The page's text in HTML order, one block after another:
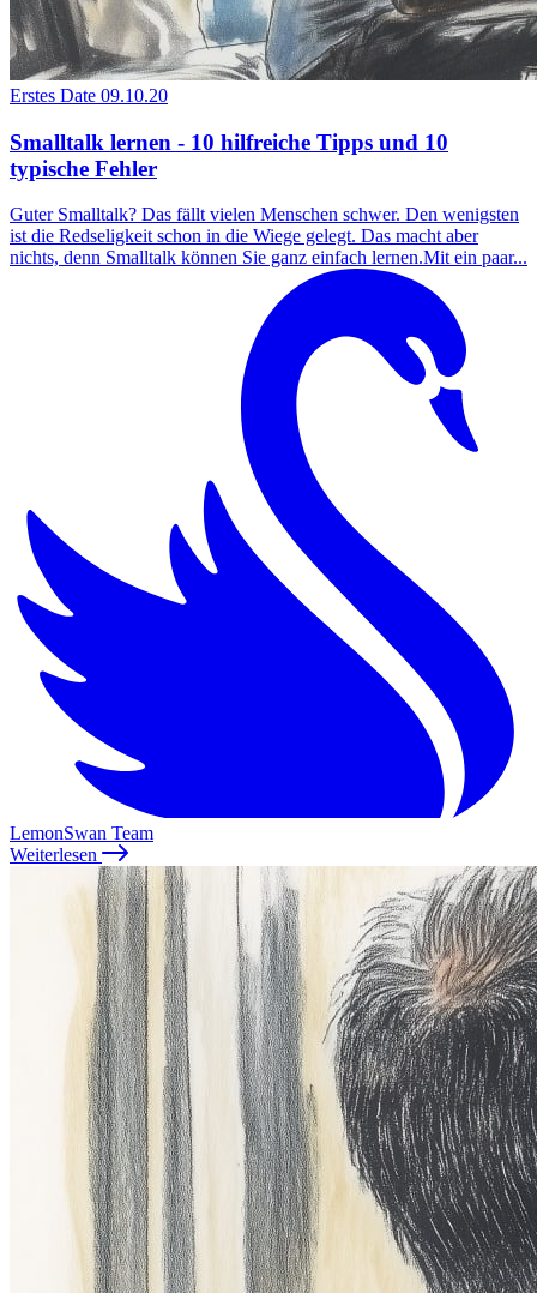
Erstes Date 09.10.20
Smalltalk lernen - 10 hilfreiche Tipps und 10
typische Fehler
Guter Smalltalk? Das fällt vielen Menschen schwer. Den wenigsten
ist die Redseligkeit schon in die Wiege gelegt. Das macht aber
nichts, denn Smalltalk können Sie ganz einfach lernen.Mit ein paar...
LemonSwan Team
Weiterlesen